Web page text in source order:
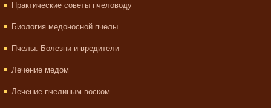
Практические советы пчеловоду
Биология медоносной пчелы
Пчелы. Болезни и вредители
Лечение медом
Лечение пчелиным воском